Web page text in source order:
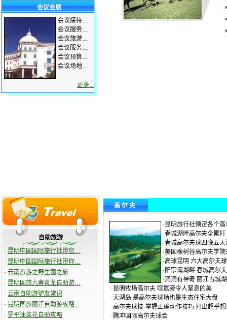
会议会展
会议接待…
会议服务…
会议旅游…
会议服务…
会议预算…
会议场地…
更多...
自助旅游
· 昆明中国国际旅行社带您…
· 昆明中国国际旅行社带你…
· 云南旅游之野生菌之旅
· 昆明国旅九寨黄龙自助游…
· 云南自助游驴友常识
· 昆明国旅丽江自助游攻略…
· 罗平油菜花自助攻略
高 尔 夫
·昆明旅行社预定各个
·春城湖畔高尔夫全累打
·春城高尔夫球四晚五天
·美国橡树谷高尔夫学
·高球昆明 六大高尔夫
· 阳宗海湖畔 春城高尔
·洞洞有神奇 丽江古城
·昆明牧场高尔夫 喧嚣旁令人窒息的美
·天湖岛 是高尔夫球场也是生态住宅大盘
·高尔夫球技-掌握正确动作技巧 打出超乎
·腾冲国际高尔夫球会